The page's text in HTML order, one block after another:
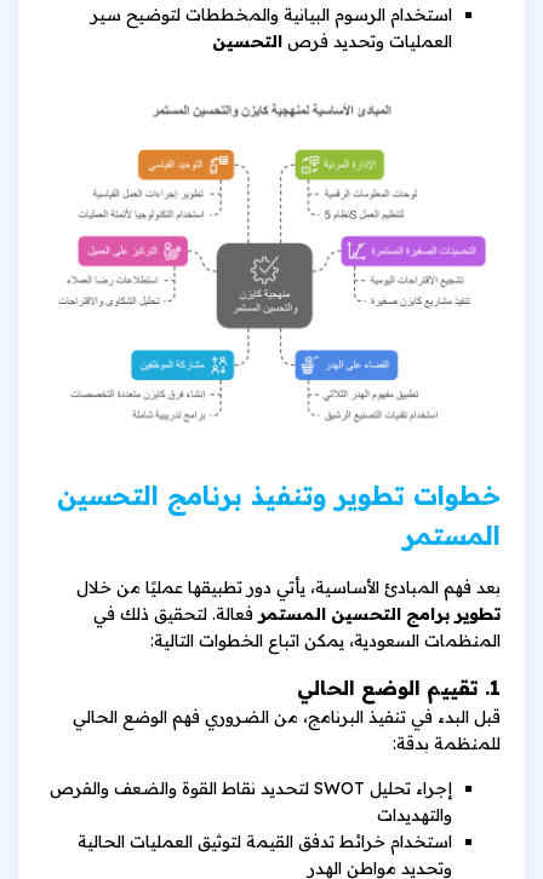
استخدام الرسوم البيانية والمخططات لتوضيح سير
العمليات وتحديد فرص التحسين
خطوات تطوير وتنفيذ برنامج التحسين
المستمر
بعد فهم المبادئ الأساسية، يأتي دور تطبيقها عمليًا من خلال
تطوير برامج التحسين المستمر فعالة. لتحقيق ذلك في
المنظمات السعودية، يمكن اتباع الخطوات التالية:
1. تقييم الوضع الحالي
قبل البدء في تنفيذ البرنامج، من الضروري فهم الوضع الحالي
للمنظمة بدقة:
إجراء تحليل SWOT لتحديد نقاط القوة والضعف والفرص
والتهديدات
استخدام خرائط تدفق القيمة لتوثيق العمليات الحالية
وتحديد مواطن الهدر